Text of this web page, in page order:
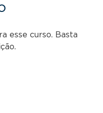
esse curso. Basta